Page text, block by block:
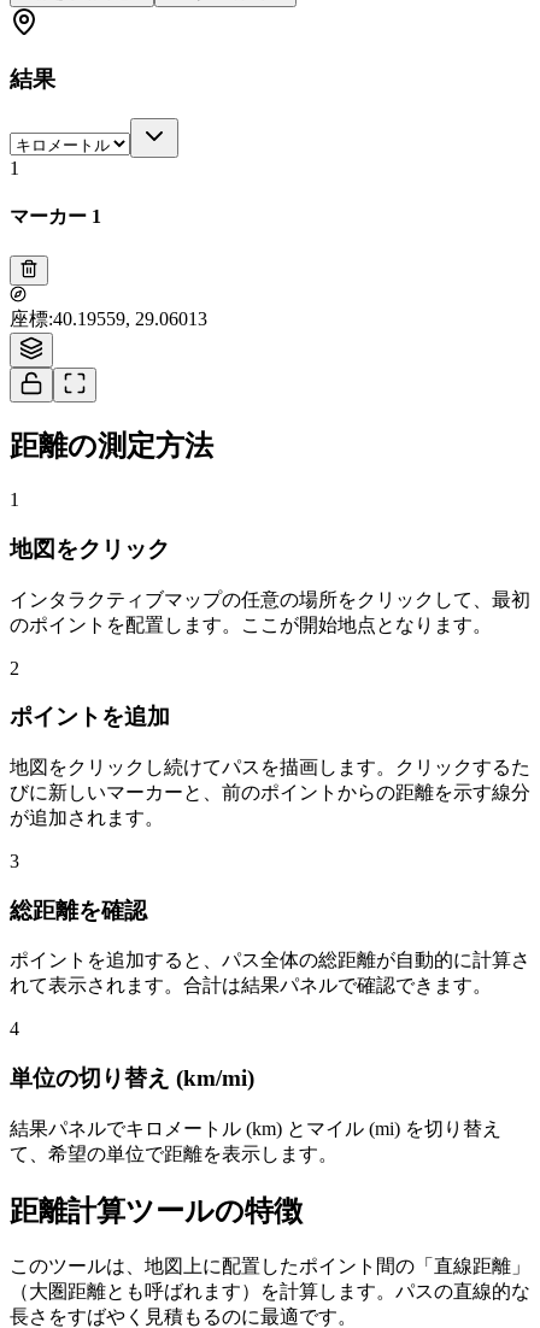
結果
1
マーカー 1
座標:40.19559, 29.06013
Tiles © Esri — Source: Esri, i-cubed, USDA, USGS, AEX, GeoEye,
Getmapping, Aerogrid, IGN, IGP, UPR-EGP, and the GIS User Community
距離の測定方法
1
地図をクリック
インタラクティブマップの任意の場所をクリックして、最初
のポイントを配置します。ここが開始地点となります。
2
ポイントを追加
地図をクリックし続けてパスを描画します。クリックするた
びに新しいマーカーと、前のポイントからの距離を示す線分
が追加されます。
3
総距離を確認
ポイントを追加すると、パス全体の総距離が自動的に計算さ
れて表示されます。合計は結果パネルで確認できます。
4
単位の切り替え (km/mi)
結果パネルでキロメートル (km) とマイル (mi) を切り替え
て、希望の単位で距離を表示します。
距離計算ツールの特徴
このツールは、地図上に配置したポイント間の「直線距離」
（大圏距離とも呼ばれます）を計算します。パスの直線的な
長さをすばやく見積もるのに最適です。